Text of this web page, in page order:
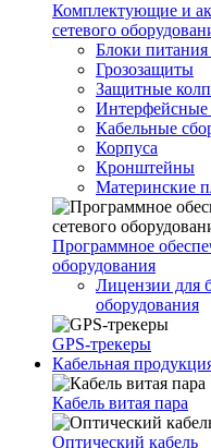
Комплектующие и
сетевого
Блоки
Грозозащиты
Защитные
Интерфейсные
Кабельные
Корпуса
Кронштейны
Материнские
Программное
оборудования
Лицензии для
оборудования
GPS-трекеры
Кабельная
Кабель витая пара
Оптический кабель